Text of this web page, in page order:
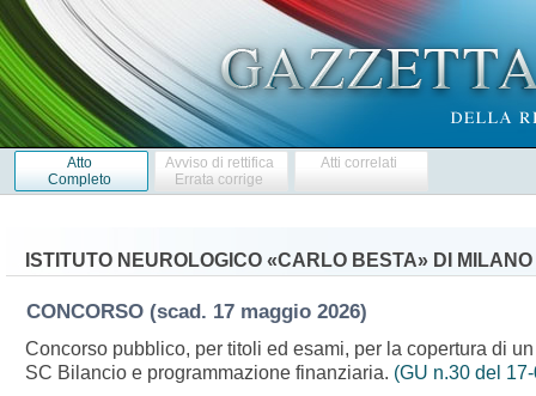
Atto
Completo
Avviso di rettifica
Errata corrige
Atti correlati
ISTITUTO NEUROLOGICO «CARLO BESTA» DI MILANO
CONCORSO (scad. 17 maggio 2026)
Concorso pubblico, per titoli ed esami, per la copertura di
SC Bilancio e programmazione finanziaria. (GU n.30 del